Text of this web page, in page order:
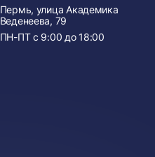
Пермь, улица Академика
Веденеева, 79
ПН-ПТ с 9:00 до 18:00